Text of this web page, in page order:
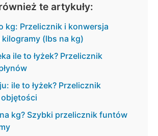
te artykuły:
kg: Przelicznik i konwersja
(lbs na kg)
ile to łyżek? Przelicznik
ile to łyżek? Przelicznik
kg? Szybki przelicznik funtów